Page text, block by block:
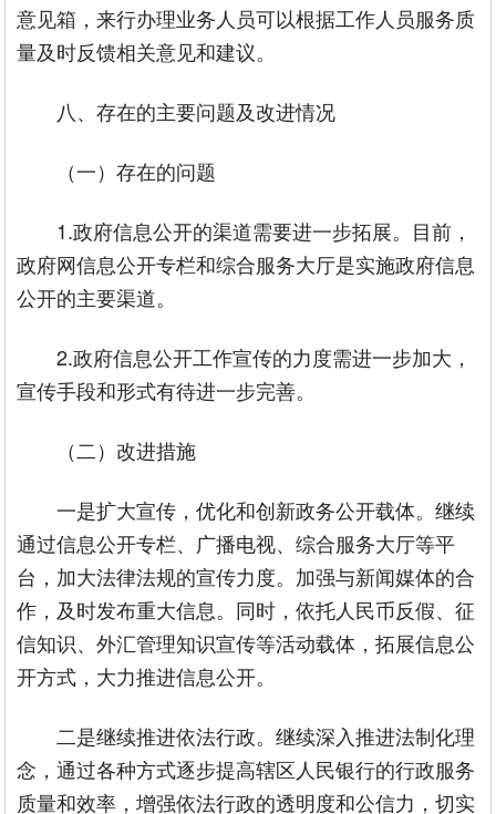
意见箱，来行办理业务人员可以根据工作人员服务质
量及时反馈相关意见和建议。
八、存在的主要问题及改进情况
（一）存在的问题
1.政府信息公开的渠道需要进一步拓展。目前，
政府网信息公开专栏和综合服务大厅是实施政府信息
公开的主要渠道。
2.政府信息公开工作宣传的力度需进一步加大，
宣传手段和形式有待进一步完善。
（二）改进措施
一是扩大宣传，优化和创新政务公开载体。继续
通过信息公开专栏、广播电视、综合服务大厅等平
台，加大法律法规的宣传力度。加强与新闻媒体的合
作，及时发布重大信息。同时，依托人民币反假、征
信知识、外汇管理知识宣传等活动载体，拓展信息公
开方式，大力推进信息公开。
二是继续推进依法行政。继续深入推进法制化理
念，通过各种方式逐步提高辖区人民银行的行政服务
质量和效率，增强依法行政的透明度和公信力，切实